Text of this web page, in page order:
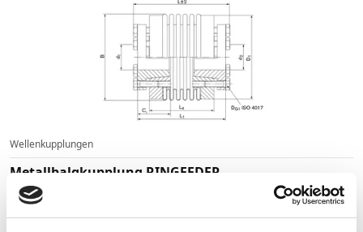
Wellenkupplungen
Metallbalgkupplung RINGFEDER
Artikel-Nr: